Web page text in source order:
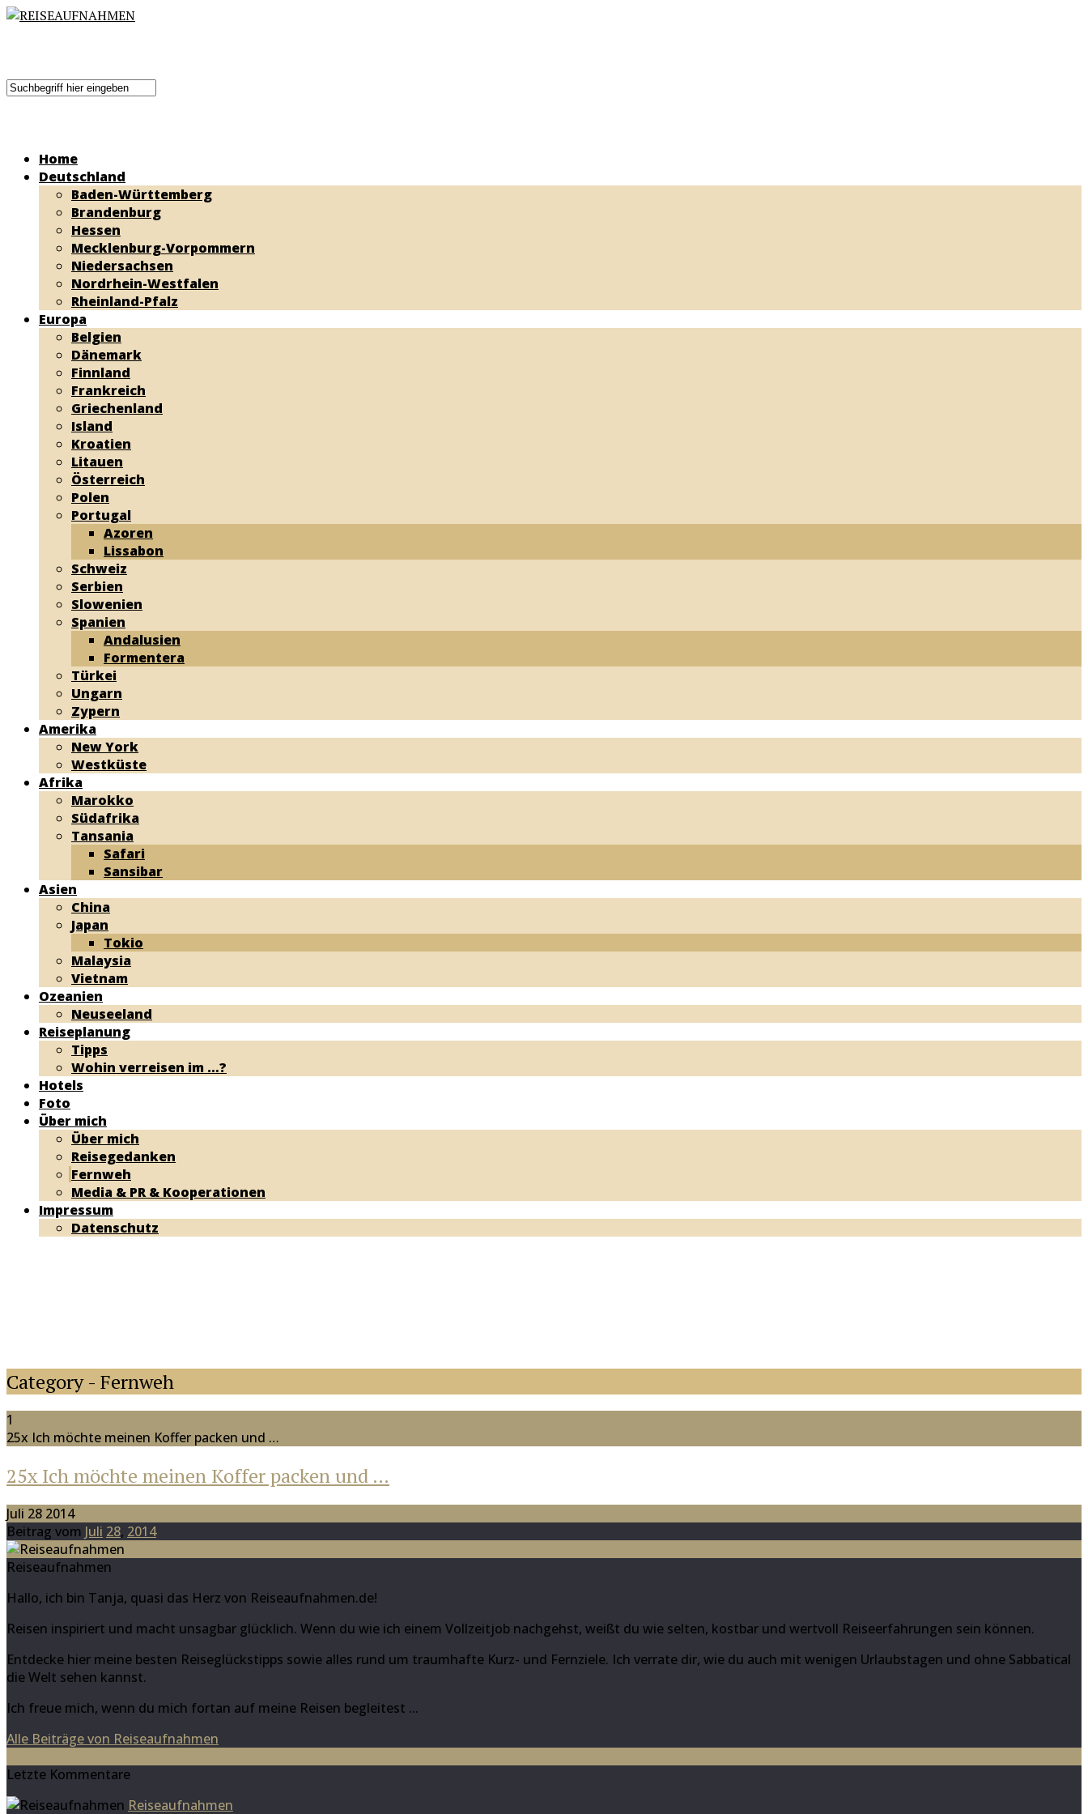
Home
Deutschland
Baden-Württemberg
Brandenburg
Hessen
Mecklenburg-Vorpommern
Niedersachsen
Nordrhein-Westfalen
Rheinland-Pfalz
Europa
Belgien
Dänemark
Finnland
Frankreich
Griechenland
Island
Kroatien
Litauen
Österreich
Polen
Portugal
Azoren
Lissabon
Schweiz
Serbien
Slowenien
Spanien
Andalusien
Formentera
Türkei
Ungarn
Zypern
Amerika
New York
Westküste
Afrika
Marokko
Südafrika
Tansania
Safari
Sansibar
Asien
China
Japan
Tokio
Malaysia
Vietnam
Ozeanien
Neuseeland
Reiseplanung
Tipps
Wohin verreisen im …?
Hotels
Foto
Über mich
Über mich
Reisegedanken
Fernweh
Media & PR & Kooperationen
Impressum
Datenschutz
Category - Fernweh
1
25x Ich möchte meinen Koffer packen und …
25x Ich möchte meinen Koffer packen und …
Juli 28 2014
Beitrag vom Juli 28, 2014
Reiseaufnahmen
Hallo, ich bin Tanja, quasi das Herz von Reiseaufnahmen.de!
Reisen inspiriert und macht unsagbar glücklich. Wenn du wie ich einem Vollzeitjob nachgehst, weißt du wie selten, kostbar und wertvoll Reiseerfahrungen sein können.
Entdecke hier meine besten Reiseglückstipps sowie alles rund um traumhafte Kurz- und Fernziele. Ich verrate dir, wie du auch mit wenigen Urlaubstagen und ohne Sabbatical
die Welt sehen kannst.
Ich freue mich, wenn du mich fortan auf meine Reisen begleitest ...
Alle Beiträge von Reiseaufnahmen
Letzte Kommentare
Reiseaufnahmen